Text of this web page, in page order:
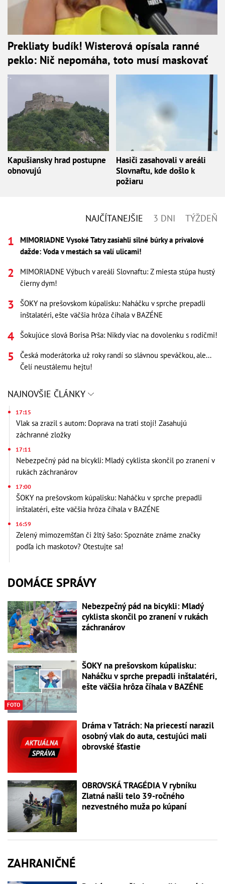
Prekliaty budík! Wisterová opísala ranné
peklo: Nič nepomáha, toto musí maskovať
Kapušiansky hrad postupne
obnovujú
Hasiči zasahovali v areáli
Slovnaftu, kde došlo k
požiaru
NAJČÍTANEJŠIE 3 DNI TÝŽDEŇ
MIMORIADNE Vysoké Tatry zasiahli silné búrky a prívalové
dažde: Voda v mestách sa valí ulicami!
MIMORIADNE Výbuch v areáli Slovnaftu: Z miesta stúpa hustý
čierny dym!
ŠOKY na prešovskom kúpalisku: Naháčku v sprche prepadli
inštalatéri, ešte väčšia hrôza číhala v BAZÉNE
Šokujúce slová Borisa Prša: Nikdy viac na dovolenku s rodičmi!
Česká moderátorka už roky randí so slávnou speváčkou, ale...
Čelí neustálemu hejtu!
NAJNOVŠIE ČLÁNKY
17:15
Vlak sa zrazil s autom: Doprava na trati stojí! Zasahujú
záchranné zložky
17:11
Nebezpečný pád na bicykli: Mladý cyklista skončil po zranení v
rukách záchranárov
17:00
ŠOKY na prešovskom kúpalisku: Naháčku v sprche prepadli
inštalatéri, ešte väčšia hrôza číhala v BAZÉNE
16:59
Zelený mimozemšťan či žltý šašo: Spoznáte známe značky
podľa ich maskotov? Otestujte sa!
DOMÁCE SPRÁVY
Nebezpečný pád na bicykli: Mladý
cyklista skončil po zranení v rukách
záchranárov
FOTO
ŠOKY na prešovskom kúpalisku:
Naháčku v sprche prepadli inštalatéri,
ešte väčšia hrôza číhala v BAZÉNE
Dráma v Tatrách: Na priecestí narazil
osobný vlak do auta, cestujúci mali
obrovské šťastie
OBROVSKÁ TRAGÉDIA V rybníku
Zlatná našli telo 39-ročného
nezvestného muža po kúpaní
ZAHRANIČNÉ